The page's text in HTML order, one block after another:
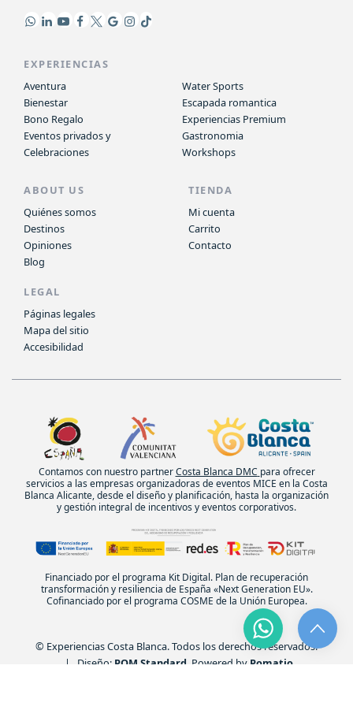
EXPERIENCIAS
Aventura
Bienestar
Bono Regalo
Eventos privados y
Celebraciones
Water Sports
Escapada romantica
Experiencias Premium
Gastronomia
Workshops
ABOUT US
Quiénes somos
Destinos
Opiniones
Blog
TIENDA
Mi cuenta
Carrito
Contacto
LEGAL
Páginas legales
Mapa del sitio
Accesibilidad
Contamos con nuestro partnerCosta Blanca DMC para ofrecer
servicios a las empresas organizadoras de eventos MICE en la Costa
Blanca Alicante, desde el diseño y planificación, hasta la organización
y gestión integral de incentivos y eventos corporativos.
Financiado por el programa Kit Digital. Plan de recuperación
transformación y resiliencia de España «Next Generation EU».
Cofinanciado por el programa COSME de la Unión Europea.
© Experiencias Costa Blanca. Todos los derechos reservados.
| Diseño: POM Standard . Powered by Pomatio